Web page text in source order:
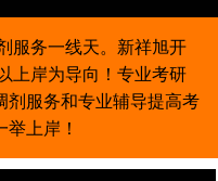
服务一线天。新祥旭开
上岸为导向！专业考研
剂服务和专业辅导提高考
上岸！